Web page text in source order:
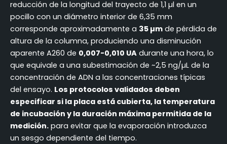
reducción de la longitud del trayecto de 1,1 µl en un
pocillo con un diámetro interior de 6,35 mm
corresponde aproximadamente a 35 µm de pérdida de
altura de la columna, produciendo una disminución
aparente A260 de 0,007-0,010 UA durante una hora, lo
que equivale a una subestimación de ~2,5 ng/µL de la
concentración de ADN a las concentraciones típicas
del ensayo. Los protocolos validados deben
especificar si la placa está cubierta, la temperatura
de incubación y la duración máxima permitida de la
medición. para evitar que la evaporación introduzca
un sesgo dependiente del tiempo.